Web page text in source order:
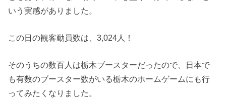
いう実感がありました。
この日の観客動員数は、3,024人！
そのうちの数百人は栃木ブースターだったので、日本で
も有数のブースター数がいる栃木のホームゲームにも行
ってみたくなりました。